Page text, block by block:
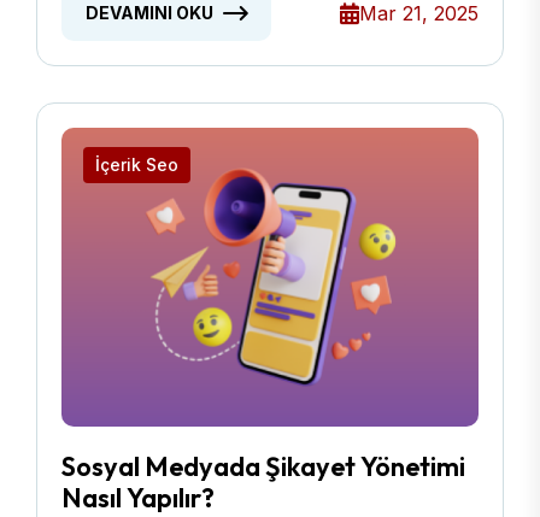
DEVAMINI OKU Mar 21, 2025
İçerik Seo
Sosyal Medyada Şikayet Yönetimi
Nasıl Yapılır?